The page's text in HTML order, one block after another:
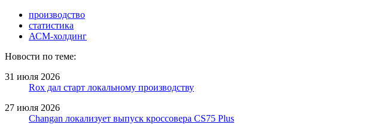
производство
статистика
АСМ-холдинг
Новости по теме:
31 июля 2026
Rox дал старт локальному производству
27 июля 2026
Changan локализует выпуск кроссовера CS75 Plus